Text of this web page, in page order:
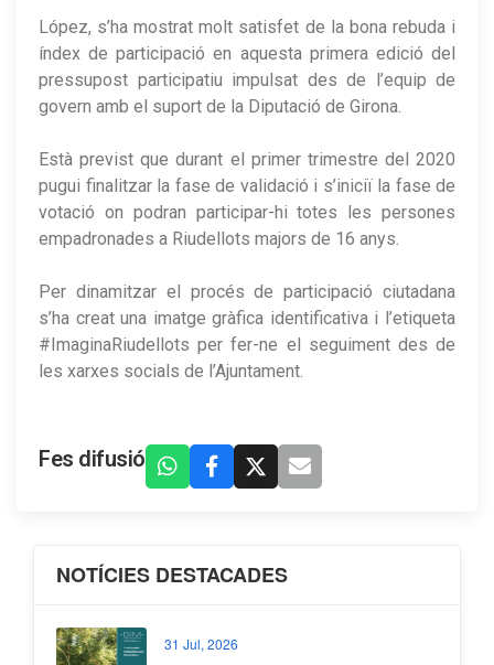
López, s’ha mostrat molt satisfet de la bona rebuda i
índex de participació en aquesta primera edició del
pressupost participatiu impulsat des de l’equip de
govern amb el suport de la Diputació de Girona.
Està previst que durant el primer trimestre del 2020
pugui finalitzar la fase de validació i s’iniciï la fase de
votació on podran participar-hi totes les persones
empadronades a Riudellots majors de 16 anys.
Per dinamitzar el procés de participació ciutadana
s’ha creat una imatge gràfica identificativa i l’etiqueta
#ImaginaRiudellots per fer-ne el seguiment des de
les xarxes socials de l’Ajuntament.
Fes difusió
NOTÍCIES DESTACADES
31 Jul, 2026